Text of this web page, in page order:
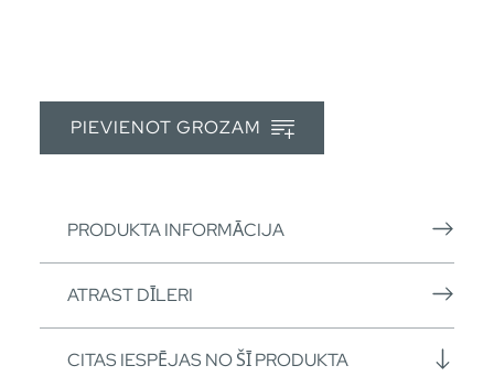
PIEVIENOT GROZAM
PRODUKTA INFORMĀCIJA
ATRAST DĪLERI
CITAS IESPĒJAS NO ŠĪ PRODUKTA